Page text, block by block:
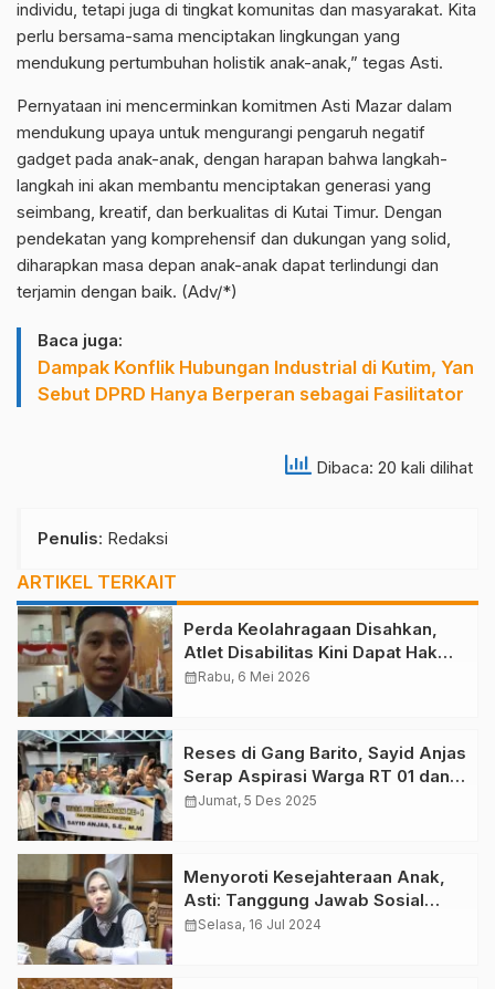
individu, tetapi juga di tingkat komunitas dan masyarakat. Kita
perlu bersama-sama menciptakan lingkungan yang
mendukung pertumbuhan holistik anak-anak,” tegas Asti.
Pernyataan ini mencerminkan komitmen Asti Mazar dalam
mendukung upaya untuk mengurangi pengaruh negatif
gadget pada anak-anak, dengan harapan bahwa langkah-
langkah ini akan membantu menciptakan generasi yang
seimbang, kreatif, dan berkualitas di Kutai Timur. Dengan
pendekatan yang komprehensif dan dukungan yang solid,
diharapkan masa depan anak-anak dapat terlindungi dan
terjamin dengan baik. (Adv/*)
Baca juga:
Dampak Konflik Hubungan Industrial di Kutim, Yan
Sebut DPRD Hanya Berperan sebagai Fasilitator
Dibaca: 20 kali dilihat
Penulis: Redaksi
ARTIKEL TERKAIT
Perda Keolahragaan Disahkan,
Atlet Disabilitas Kini Dapat Hak
Setara di Kutim
calendar_monthRabu, 6 Mei 2026
Reses di Gang Barito, Sayid Anjas
Serap Aspirasi Warga RT 01 dan
34 Teluk Lingga
calendar_monthJumat, 5 Des 2025
Menyoroti Kesejahteraan Anak,
Asti: Tanggung Jawab Sosial
Prioritas Utama
calendar_monthSelasa, 16 Jul 2024